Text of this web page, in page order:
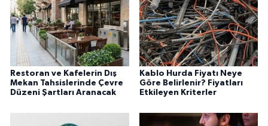
Restoran ve Kafelerin Dış
Mekan Tahsislerinde Çevre
Düzeni Şartları Aranacak
Kablo Hurda Fiyatı Neye
Göre Belirlenir? Fiyatları
Etkileyen Kriterler